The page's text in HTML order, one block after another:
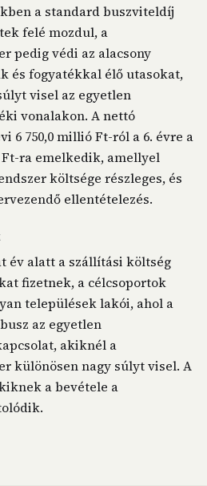
a standard buszviteldíj
felé mozdul, a
pedig védi az alacsony
és fogyatékkal élő utasokat,
visel az egyetlen
vonalakon. A nettó
6 750,0 millió Ft-ról a 6. évre a
Ft-ra emelkedik, amellyel
költsége részleges, és
ellentételezés.
év alatt a szállítási költség
fizetnek, a célcsoportok
települések lakói, ahol a
az egyetlen
akiknél a
különösen nagy súlyt visel. A
a bevétele a